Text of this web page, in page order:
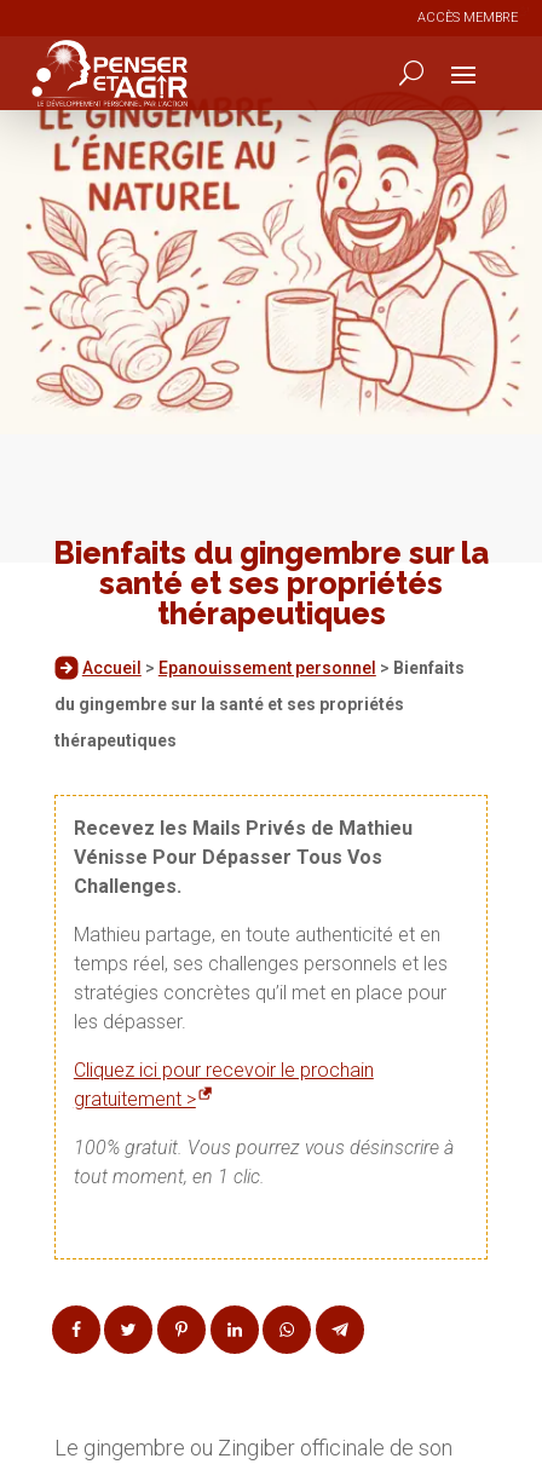
ACCÈS MEMBRE
Bienfaits du gingembre sur la
santé et ses propriétés
thérapeutiques
Accueil > Epanouissement personnel > Bienfaits
du gingembre sur la santé et ses propriétés
thérapeutiques
Recevez les Mails Privés de Mathieu
Vénisse Pour Dépasser Tous Vos
Challenges.
Mathieu partage, en toute authenticité et en
temps réel, ses challenges personnels et les
stratégies concrètes qu’il met en place pour
les dépasser.
Cliquez ici pour recevoir le prochain
gratuitement >
100% gratuit. Vous pourrez vous désinscrire à
tout moment, en 1 clic.
Le gingembre ou Zingiber officinale de son